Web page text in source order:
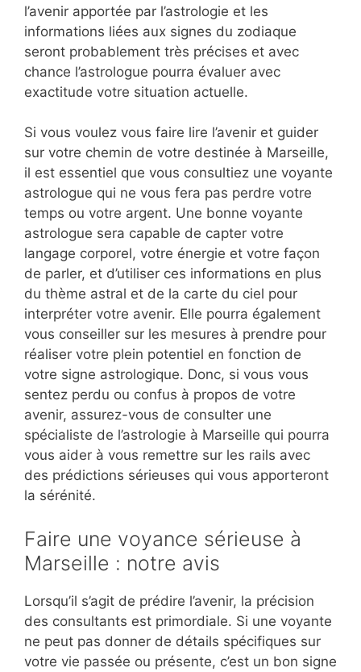
l’avenir apportée par l’astrologie et les
informations liées aux signes du zodiaque
seront probablement très précises et avec
chance l’astrologue pourra évaluer avec
exactitude votre situation actuelle.
Si vous voulez vous faire lire l’avenir et guider
sur votre chemin de votre destinée à Marseille,
il est essentiel que vous consultiez une voyante
astrologue qui ne vous fera pas perdre votre
temps ou votre argent. Une bonne voyante
astrologue sera capable de capter votre
langage corporel, votre énergie et votre façon
de parler, et d’utiliser ces informations en plus
du thème astral et de la carte du ciel pour
interpréter votre avenir. Elle pourra également
vous conseiller sur les mesures à prendre pour
réaliser votre plein potentiel en fonction de
votre signe astrologique. Donc, si vous vous
sentez perdu ou confus à propos de votre
avenir, assurez-vous de consulter une
spécialiste de l’astrologie à Marseille qui pourra
vous aider à vous remettre sur les rails avec
des prédictions sérieuses qui vous apporteront
la sérénité.
Faire une voyance sérieuse à
Marseille : notre avis
Lorsqu’il s’agit de prédire l’avenir, la précision
des consultants est primordiale. Si une voyante
ne peut pas donner de détails spécifiques sur
votre vie passée ou présente, c’est un bon signe